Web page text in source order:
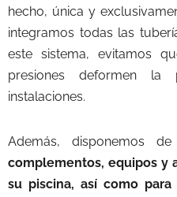
hecho, única y
integramos todas las
este sistema, evitamos
presiones deformen
instalaciones.
Además, disponemos
complementos, equipos y
su piscina, así como